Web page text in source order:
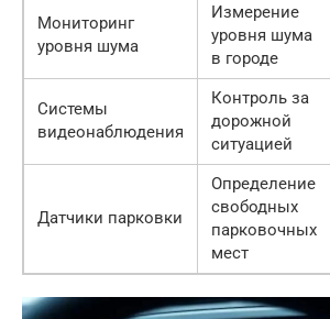
Мониторинг
уровня шума
Измерение
уровня шума
в городе
Системы
видеонаблюдения
Контроль за
дорожной
ситуацией
Датчики парковки
Определение
свободных
парковочных
мест